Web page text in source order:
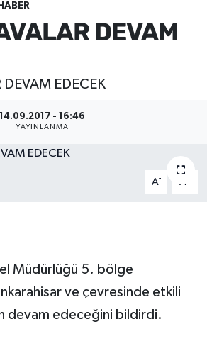
DEVAM
EDECEK
14.09.2017 - 16:46
YAYINLANMA
A- A
Müdürlüğü 5. bölge
ve çevresinde etkili
devam edeceğini bildirdi.